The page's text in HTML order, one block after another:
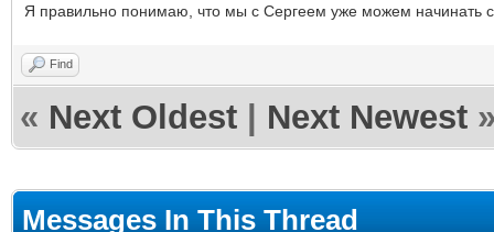
Я правильно понимаю, что мы с Сергеем уже можем начинать
Find
« Next Oldest Next Newest
Messages In This Thread